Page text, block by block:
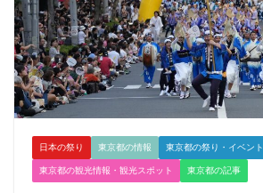
日本の祭り 東京都の情報 東京都の祭り・イベント
東京都の観光情報・観光スポット 東京都の記事